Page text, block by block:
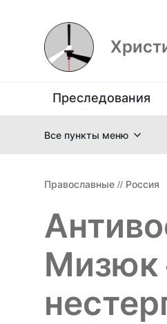
Преследования
Все пункты меню
Православные // Россия
Мизюк